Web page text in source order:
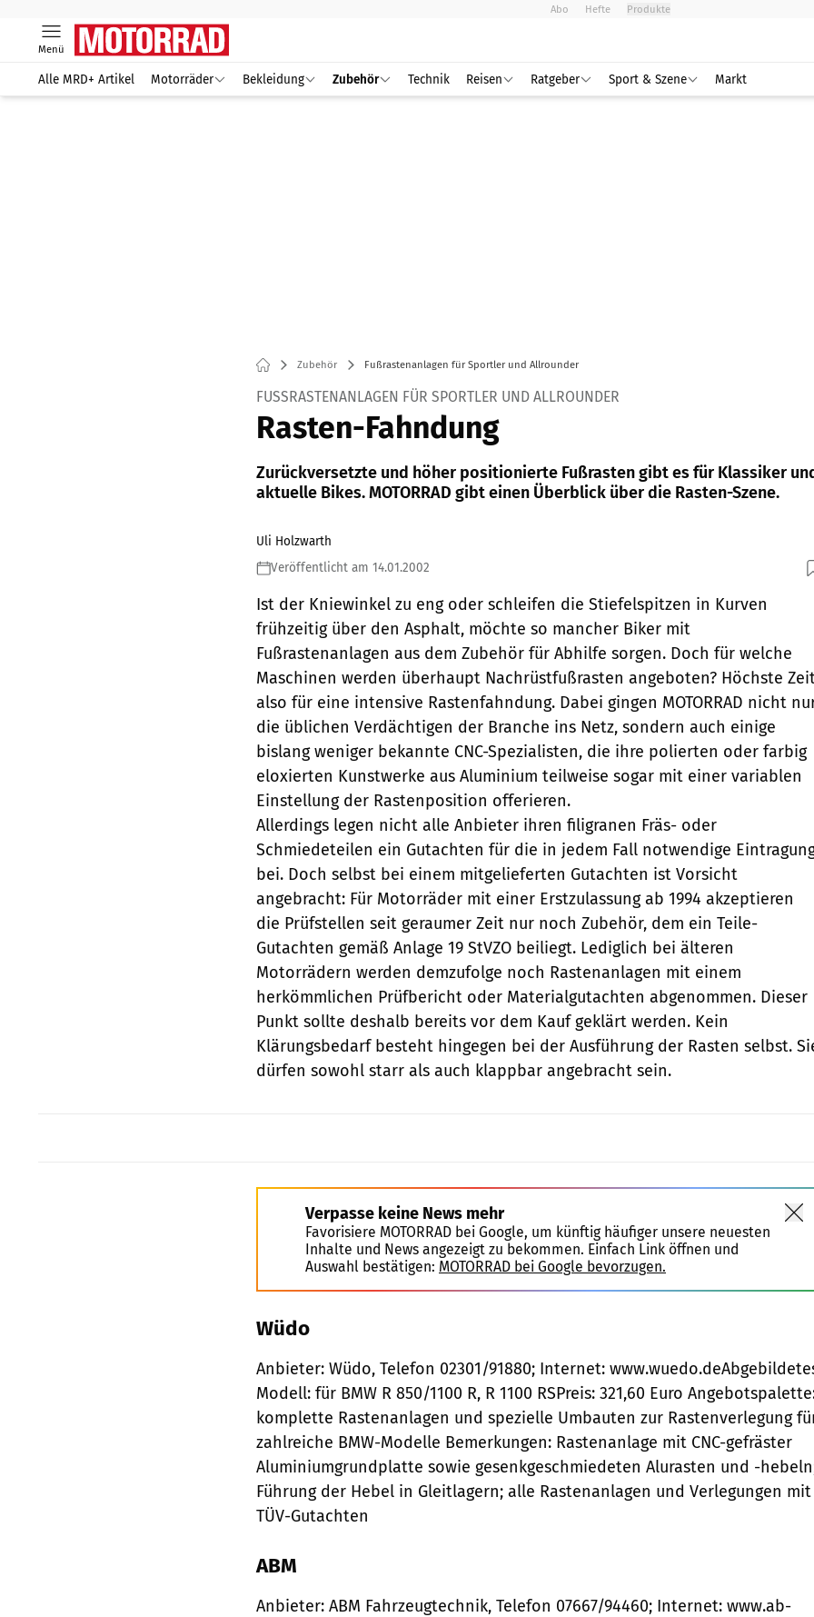
Abo Hefte Produkte
Menü
Alle MRD+ Artikel Motorräder Bekleidung Zubehör Technik Reisen Ratgeber Sport & Szene Markt
Zubehör Fußrastenanlagen für Sportler und Allrounder
FUSSRASTENANLAGEN FÜR SPORTLER UND ALLROUNDER
Rasten-Fahndung
Zurückversetzte und höher positionierte Fußrasten gibt es für Klassiker
aktuelle Bikes. MOTORRAD gibt einen Überblick über die Rasten-Szene.
Uli Holzwarth
Veröffentlicht am 14.01.2002
Ist der Kniewinkel zu eng oder schleifen die Stiefelspitzen in Kurven
frühzeitig über den Asphalt, möchte so mancher Biker mit
Fußrastenanlagen aus dem Zubehör für Abhilfe sorgen. Doch für welche
Maschinen werden überhaupt Nachrüstfußrasten angeboten? Höchste
also für eine intensive Rastenfahndung. Dabei gingen MOTORRAD nicht
die üblichen Verdächtigen der Branche ins Netz, sondern auch einige
bislang weniger bekannte CNC-Spezialisten, die ihre polierten oder farbig
eloxierten Kunstwerke aus Aluminium teilweise sogar mit einer variablen
Einstellung der Rastenposition offerieren.
Allerdings legen nicht alle Anbieter ihren filigranen Fräs- oder
Schmiedeteilen ein Gutachten für die in jedem Fall notwendige
bei. Doch selbst bei einem mitgelieferten Gutachten ist Vorsicht
angebracht: Für Motorräder mit einer Erstzulassung ab 1994 akzeptieren
die Prüfstellen seit geraumer Zeit nur noch Zubehör, dem ein Teile-
Gutachten gemäß Anlage 19 StVZO beiliegt. Lediglich bei älteren
Motorrädern werden demzufolge noch Rastenanlagen mit einem
herkömmlichen Prüfbericht oder Materialgutachten abgenommen. Dieser
Punkt sollte deshalb bereits vor dem Kauf geklärt werden. Kein
Klärungsbedarf besteht hingegen bei der Ausführung der Rasten selbst.
dürfen sowohl starr als auch klappbar angebracht sein.
Verpasse keine News mehr
Favorisiere MOTORRAD bei Google, um künftig häufiger unsere neuesten
Inhalte und News angezeigt zu bekommen. Einfach Link öffnen und
Auswahl bestätigen: MOTORRAD bei Google bevorzugen.
Wüdo
Anbieter: Wüdo, Telefon 02301/91880; Internet:
Modell: für BMW R 850/1100 R, R 1100 RSPreis: 321,60 Euro
komplette Rastenanlagen und spezielle Umbauten zur Rastenverlegung
zahlreiche BMW-Modelle Bemerkungen: Rastenanlage mit CNC-gefräster
Aluminiumgrundplatte sowie gesenkgeschmiedeten Alurasten und -
Führung der Hebel in Gleitlagern; alle Rastenanlagen und Verlegungen mit
TÜV-Gutachten
ABM
Anbieter: ABM Fahrzeugtechnik, Telefon 07667/94460; Internet: www.ab-